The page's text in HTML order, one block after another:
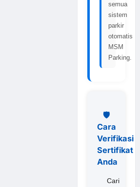
semua
sistem
parkir
otomatis
MSM
Parking.
🛡️
Cara
Verifikasi
Sertifikat
Anda
Cari